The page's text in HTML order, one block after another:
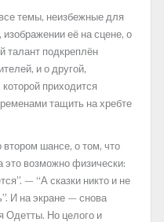
темы, неизбежные для
её на сцене, о
талант подкреплён
и о другой,
приходится
тащить на хребте
шансе, о том, что
это возможно физически:
— “А сказки никто и не
И на экране — снова
Одетты. Но целого и